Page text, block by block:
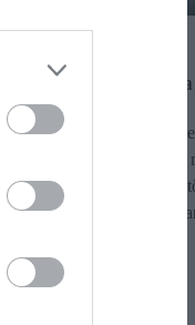
Milyen TV-t vegyek
Félhomály, puha takaró és
tévézni egészen más
okosfunkcióknak
partnerek az esti